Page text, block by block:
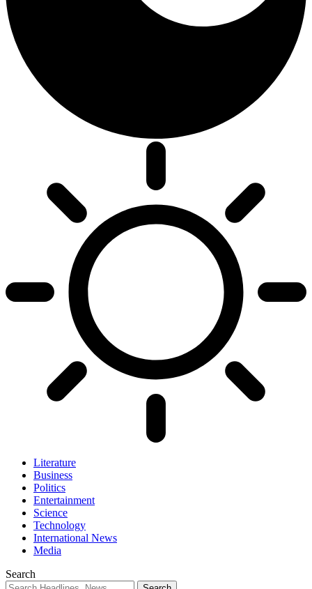
Literature
Business
Politics
Entertainment
Science
Technology
International News
Media
Search